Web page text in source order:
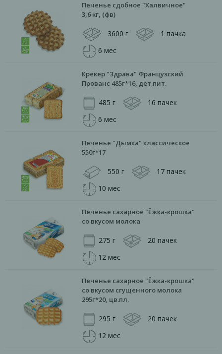
Печенье сдобное "Халвичное"
3,6 кг, (фв)
3600 г
1 пачка
6 мес
Крекер "Здрава" Французский
Прованс 485г*16, дет.пит.
485 г
16 пачек
6 мес
Печенье "Дымка" классическое
550г*17
550 г
17 пачек
10 мес
Печенье сахарное "Ёжка-крошка"
со вкусом молока
275 г
20 пачек
12 мес
Печенье сахарное "Ёжка-крошка"
со вкусом сгущенного молока
295г*20, цв.пл.
295 г
20 пачек
12 мес